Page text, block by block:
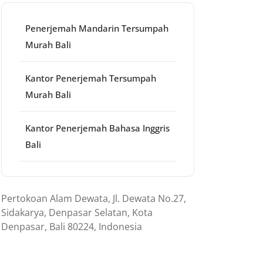
Penerjemah Mandarin Tersumpah
Murah Bali
Kantor Penerjemah Tersumpah
Murah Bali
Kantor Penerjemah Bahasa Inggris
Bali
Pertokoan Alam Dewata, Jl. Dewata No.27,
Sidakarya, Denpasar Selatan, Kota
Denpasar, Bali 80224, Indonesia